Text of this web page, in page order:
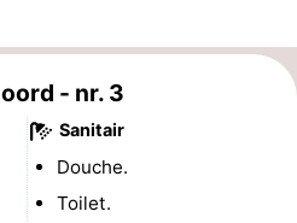
- nr. 3
Sanitair
Douche.
Toilet.